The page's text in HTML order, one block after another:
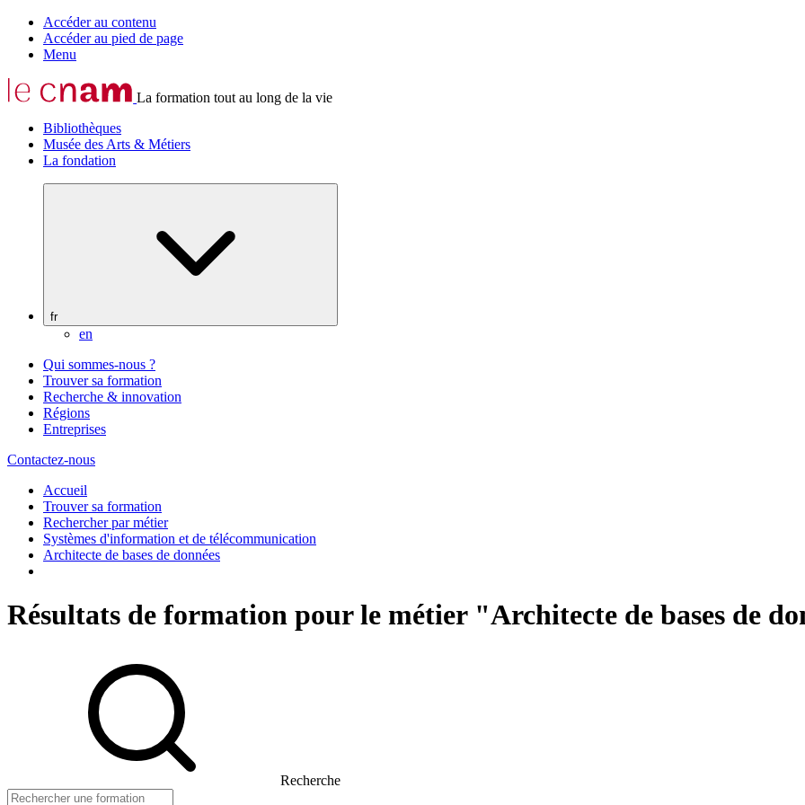
Accéder au contenu
Accéder au pied de page
Menu
La formation tout au long de la vie
Bibliothèques
Musée des Arts & Métiers
La fondation
fr
en
Qui sommes-nous ?
Trouver sa formation
Recherche & innovation
Régions
Entreprises
Contactez-nous
Accueil
Trouver sa formation
Rechercher par métier
Systèmes d'information et de télécommunication
Architecte de bases de données
Résultats de formation pour le métier "Architecte de bases de
Recherche